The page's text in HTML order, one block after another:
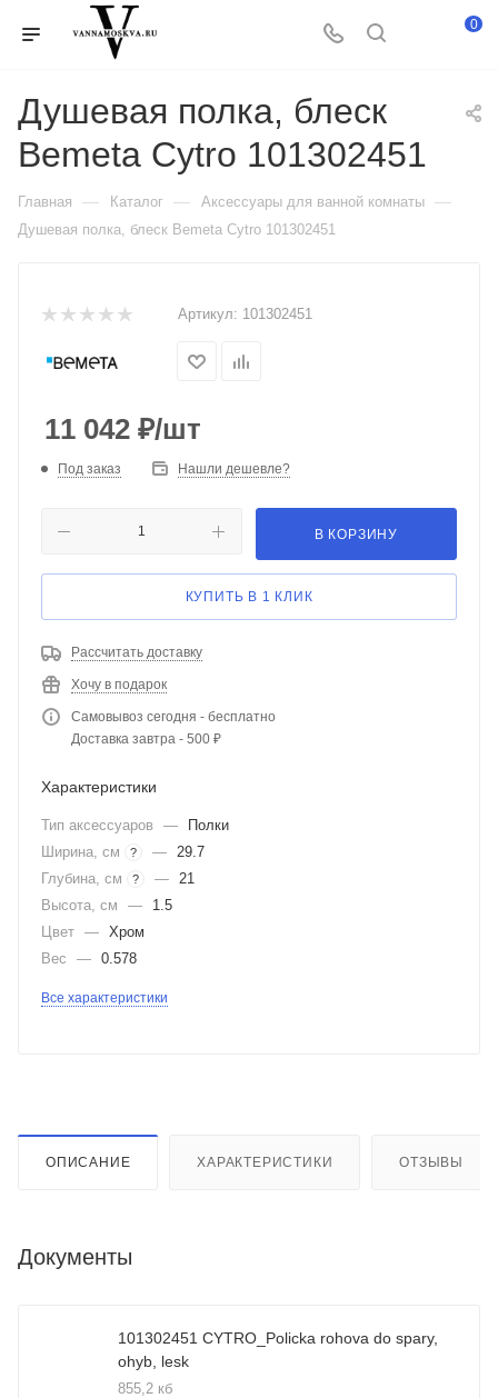
0
Душевая полка, блеск
Bemeta Cytro 101302451
Главная — Каталог — Аксессуары для ванной комнаты —
Душевая полка, блеск Bemeta Cytro 101302451
Артикул: 101302451
11 042 ₽/шт
Под заказ Нашли дешевле?
В КОРЗИНУ
КУПИТЬ В 1 КЛИК
Рассчитать доставку
Хочу в подарок
Самовывоз сегодня - бесплатно
Доставка завтра - 500 ₽
Характеристики
Тип аксессуаров —
Полки
Ширина, см
? — 29.7
Глубина, см
? — 21
Высота, см
—
1.5
Цвет — Хром
Вес
— 0.578
Все характеристики
ОПИСАНИЕ ХАРАКТЕРИСТИКИ ОТЗЫВЫ
Документы
101302451 CYTRO_Policka rohova do spary,
ohyb, lesk
855,2 кб